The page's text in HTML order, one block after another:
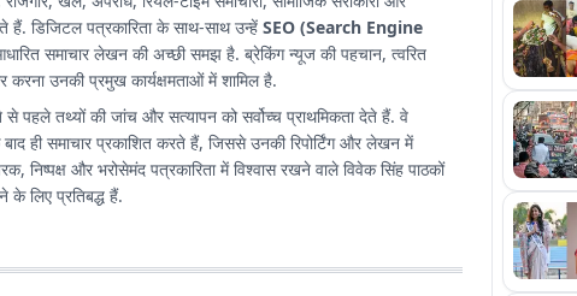
डिजिटल पत्रकारिता के साथ-साथ उन्हें SEO (Search Engine
समाचार लेखन की अच्छी समझ है. ब्रेकिंग न्यूज की पहचान, त्वरित
उनकी प्रमुख कार्यक्षमताओं में शामिल है.
पहले तथ्यों की जांच और सत्यापन को सर्वोच्च प्राथमिकता देते हैं. वे
ही समाचार प्रकाशित करते हैं, जिससे उनकी रिपोर्टिंग और लेखन में
निष्पक्ष और भरोसेमंद पत्रकारिता में विश्वास रखने वाले विवेक सिंह पाठकों
के लिए प्रतिबद्ध हैं.